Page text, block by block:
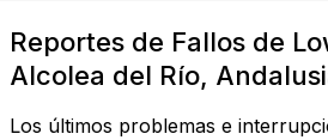
Reportes de Fallos de
Alcolea del Río,
Los últimos problemas e